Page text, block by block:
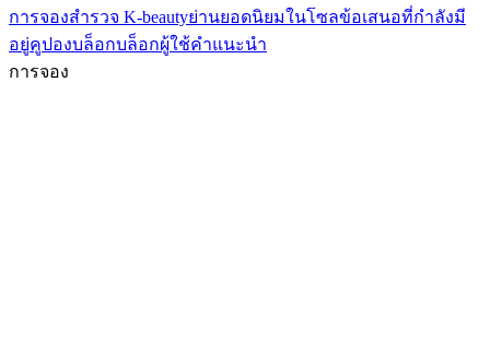
การจองสำรวจ K-beautyย่านยอดนิยมในโซลข้อเสนอที่กำลังมี
อยู่คูปองบล็อกบล็อกผู้ใช้คำแนะนำ
การจอง